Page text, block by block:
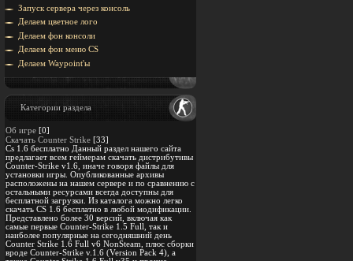
Запуск сервера через консоль
Делаем цветное лого
Делаем фон консоли
Делаем фон меню CS
Делаем Waypoint'ы
Категории раздела
Об игре [0]
Скачать Counter Strike [33]
Cs 1.6 бесплатно Данный раздел нашего сайта
предлагает всем геймерам скачать дистрибутивы
Counter-Strike v1.6, иначе говоря файлы для
установки игры. Опубликованные архивы
расположены на нашем сервере и по сравнению с
остальными ресурсами всегда доступны для
бесплатной загрузки. Из каталога можно легко
скачать CS 1.6 бесплатно в любой модификации.
Представлено более 30 версий, включая как
самые первые Counter-Strike 1.5 Full, так и
наиболее популярные на сегодняшний день
Counter Strike 1.6 Full v6 NonSteam, плюс сборки
вроде Counter-Strike v.1.6 (Version Pack 4), а